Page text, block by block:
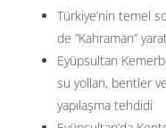
Türkiye’nin temel
de ”Kahraman”
Eyüpsultan
su yolları, bentler
yapılaşma tehdidi